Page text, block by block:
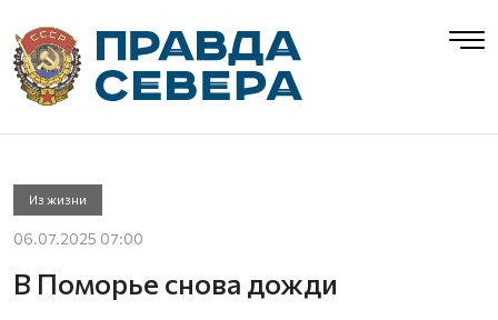
Из жизни
06.07.2025 07:00
В Поморье снова дожди